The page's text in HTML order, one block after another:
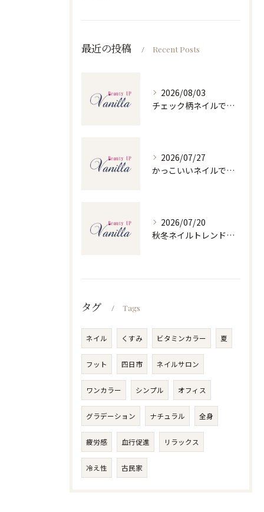
最近の投稿 Recent Posts
2026/08/03
チェック柄ネイルで人気ネイルを大人可愛くセルフで仕上げるコツと季節別デザイン集
2026/07/27
かっこいいネイルで人気ネイルを三重県四日市市和無田町で楽しむポイント
2026/07/20
秋冬ネイルトレンドで人気ネイルを大人上品に楽しむ旬デザイン実践ガイド
タグ Tags
ネイル くすみ ビタミンカラー 夏
フット 四日市 ネイルサロン
ワンカラー シンプル オフィス
グラデーション ナチュラル 全身
疲労感 血行促進 リラックス
冷え性 古民家